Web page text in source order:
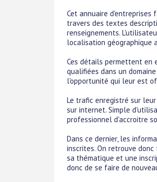
Cet annuaire
travers des textes
renseignements.
localisation géographique
Ces détails permettent en
qualifiées dans un
l'opportunité qui leur est
Le trafic enregistré sur
sur internet. Simple
professionnel d'accroitre
Dans ce dernier, les
inscrites. On retrouve
sa thématique et une
donc de se faire de